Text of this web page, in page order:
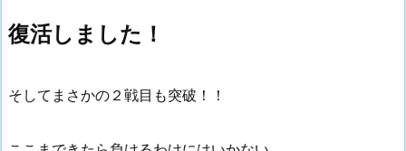
復活しました！
そしてまさかの２戦目も突破！！